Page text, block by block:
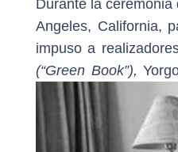
Durante la
Angeles, California,
impuso a
(“Green Book”),